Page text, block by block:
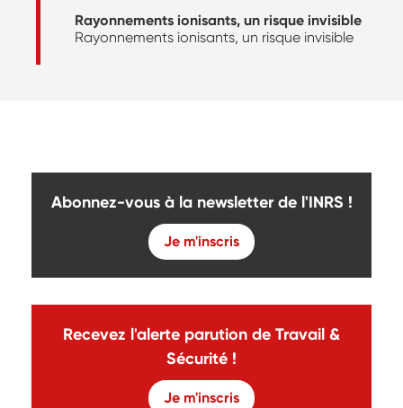
Rayonnements ionisants, un risque invisible
Rayonnements ionisants, un risque invisible
Abonnez-vous à la newsletter de l'INRS !
Je m'inscris
Recevez l'alerte parution de Travail &
Sécurité !
Je m'inscris